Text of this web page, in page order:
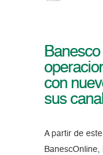
con
sus
A partir de